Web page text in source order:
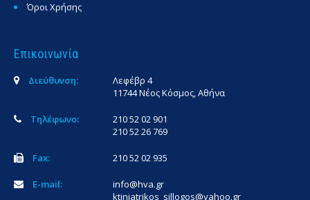
Όροι Χρήσης
Επικοινωνία
Διεύθυνση:
Λεφέβρ 4
11744 Νέος Κόσμος, Αθήνα
Τηλέφωνο:
210 52 02 901
210 52 26 769
Fax: 210 52 02 935
E-mail:
info@hva.gr
ktiniatrikos_sillogos@yahoo.gr